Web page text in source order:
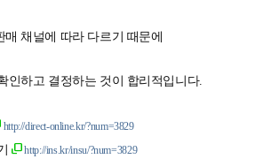
채널에 따라 다르기 때문에
인하고 결정하는 것이 합리적입니다.
http://direct-online.kr/?num=3829
http://ins.kr/insu/?num=3829